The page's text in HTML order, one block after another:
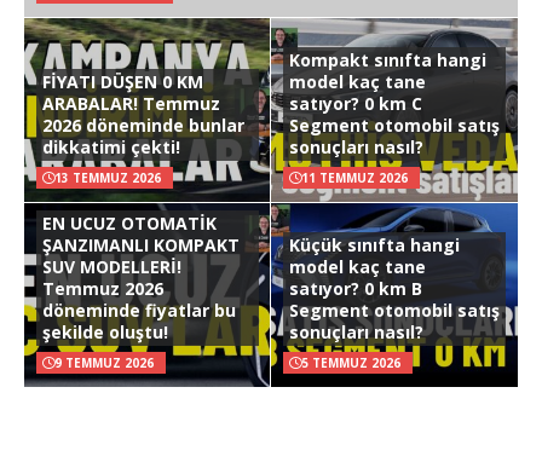
FİYATI DÜŞEN 0 KM
ARABALAR! Temmuz
2026 döneminde bunlar
dikkatimi çekti!
13 TEMMUZ 2026
Kompakt sınıfta hangi
model kaç tane
satıyor? 0 km C
Segment otomobil satış
sonuçları nasıl?
11 TEMMUZ 2026
EN UCUZ OTOMATİK
ŞANZIMANLI KOMPAKT
SUV MODELLERİ!
Temmuz 2026
döneminde fiyatlar bu
şekilde oluştu!
9 TEMMUZ 2026
Küçük sınıfta hangi
model kaç tane
satıyor? 0 km B
Segment otomobil satış
sonuçları nasıl?
5 TEMMUZ 2026